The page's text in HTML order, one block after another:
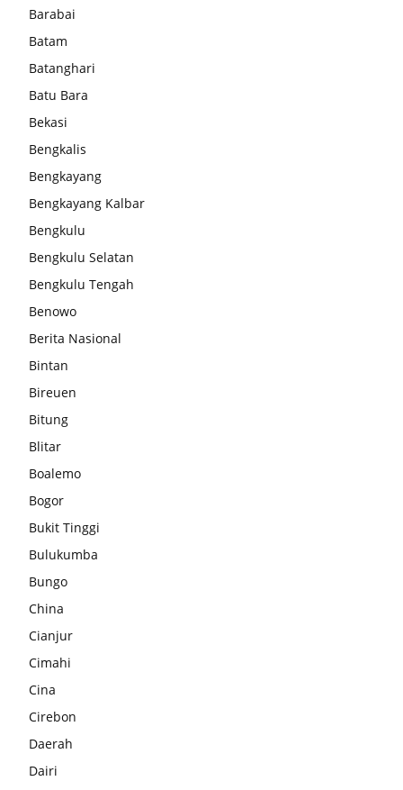
Barabai
Batam
Batanghari
Batu Bara
Bekasi
Bengkalis
Bengkayang
Bengkayang Kalbar
Bengkulu
Bengkulu Selatan
Bengkulu Tengah
Benowo
Berita Nasional
Bintan
Bireuen
Bitung
Blitar
Boalemo
Bogor
Bukit Tinggi
Bulukumba
Bungo
China
Cianjur
Cimahi
Cina
Cirebon
Daerah
Dairi